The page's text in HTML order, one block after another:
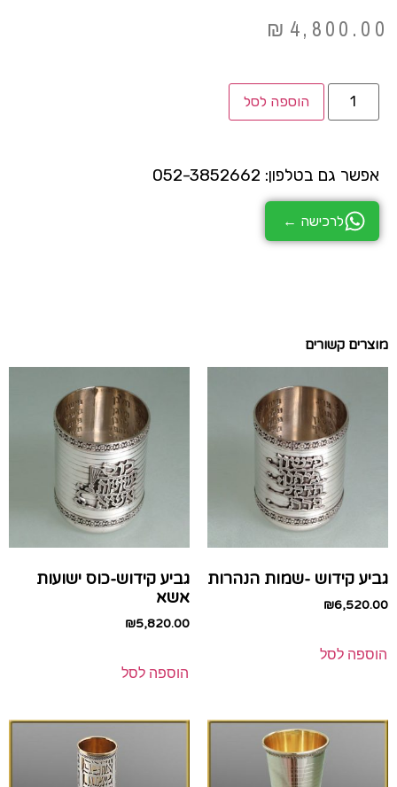
₪ 4,800.00
הוספה לסל
אפשר גם בטלפון: 052-3852662
לרכישה ←
מוצרים קשורים
גביע קידוש -שמות הנהרות
₪6,520.00
הוספה לסל
גביע קידוש-כוס ישועות
אשא
₪5,820.00
הוספה לסל